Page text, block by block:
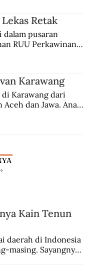
Retak
dalam pusaran
RUU Perkawinan.
Karawang
Karawang dari
dan Jawa. Anak
Kain Tenun
daerah di Indonesia
masing. Sayangnya,